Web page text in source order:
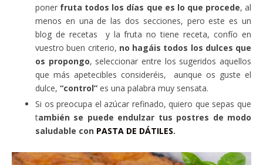
poner fruta todos los días que es lo que procede, al
menos en una de las dos secciones, pero este es un
blog de recetas y la fruta no tiene receta, confío en
vuestro buen criterio, no hagáis todos los dulces que
os propongo, seleccionar entre los sugeridos aquellos
que más apetecibles consideréis, aunque os guste el
dulce, “control” es una palabra muy sensata.
Si os preocupa el azúcar refinado, quiero que sepas que
también se puede endulzar tus postres de modo
saludable con PASTA DE DÁTILES.